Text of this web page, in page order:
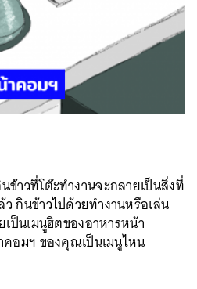
าวที่โต๊ะทำงานจะกลายเป็นสิ่งที่
กินข้าวไปด้วยทำงานหรือเล่น
ป็นเมนูฮิตของอาหารหน้า
อมฯ ของคุณเป็นเมนูไหน